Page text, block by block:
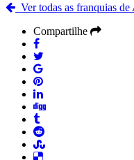
Ver todas as franquias
Compartilhe